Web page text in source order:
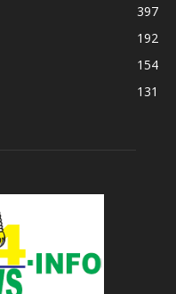
397
192
154
131